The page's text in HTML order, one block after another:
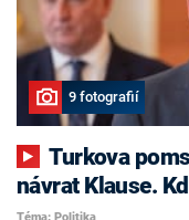
9 fotografií
Turkova pomsta, nekonfliktní Havlíček i
návrat Klause.
Téma: Politika